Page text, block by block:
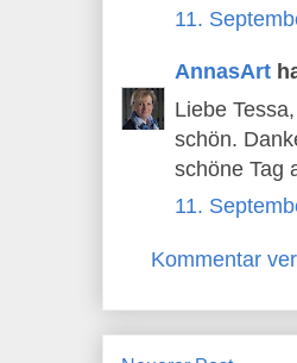
11.
AnnasArt
Liebe
schön.
schöne Tag
11.
Kommentar